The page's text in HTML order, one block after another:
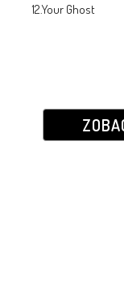
12.Your Ghost